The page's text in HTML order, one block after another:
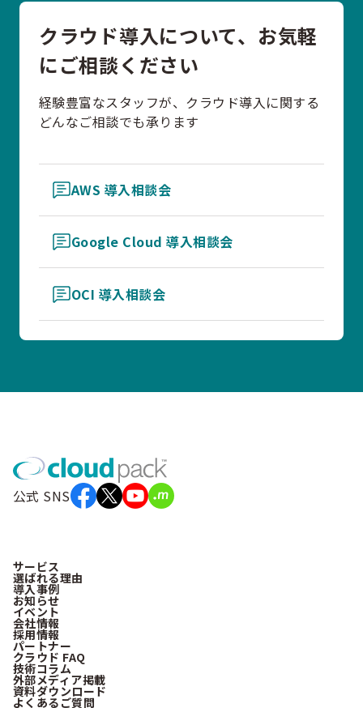
クラウド導入について、お気軽
にご相談ください
経験豊富なスタッフが、クラウド導入に関する
どんなご相談でも承ります
AWS 導入相談会
Google Cloud 導入相談会
OCI 導入相談会
公式 SNS
サービス
選ばれる理由
導入事例
お知らせ
イベント
会社情報
採用情報
パートナー
クラウド FAQ
技術コラム
外部メディア掲載
資料ダウンロード
よくあるご質問